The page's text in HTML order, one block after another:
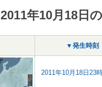
2011年10月18日
▼発生時刻
2011年10月18日23